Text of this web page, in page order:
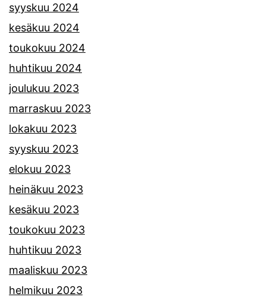
syyskuu 2024
kesäkuu 2024
toukokuu 2024
huhtikuu 2024
joulukuu 2023
marraskuu 2023
lokakuu 2023
syyskuu 2023
elokuu 2023
heinäkuu 2023
kesäkuu 2023
toukokuu 2023
huhtikuu 2023
maaliskuu 2023
helmikuu 2023